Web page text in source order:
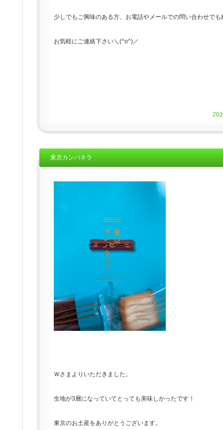
少しでもご興味のある方、お電話やメールでの問い合わせでも
お気軽にご連絡下さい＼(^o^)／
東京カンパネラ
Ｗさまよりいただきました。
生地が3層になっていてとっても美味しかったです！
東京のお土産をありがとうございます。